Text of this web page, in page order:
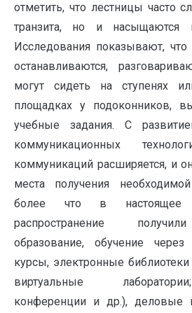
отметить, что лестницы часто
транзита, но и насыщаются
Исследования показывают,
останавливаются,
могут сидеть на ступенях
площадках у подоконников,
учебные задания. С
коммуникационных
коммуникаций расширяется, и
места получения
более что в настоящее
распространение
образование, обучение через
курсы, электронные
виртуальные
конференции и др.),